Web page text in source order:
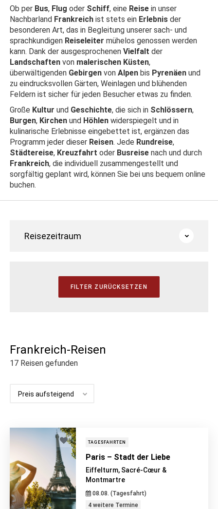
Ob per Bus, Flug oder Schiff, eine Reise in unser
Nachbarland Frankreich ist stets ein Erlebnis der
besonderen Art, das in Begleitung unserer sach- und
sprachkundigen Reiseleiter mühelos genossen werden
kann. Dank der ausgesprochenen Vielfalt der
Landschaften von malerischen Küsten,
überwältigenden Gebirgen von Alpen bis Pyrenäen und
zu eindrucksvollen Gärten, Weinlagen und blühenden
Feldern ist sicher für jeden Besucher etwas zu finden.
Große Kultur und Geschichte, die sich in Schlössern,
Burgen, Kirchen und Höhlen widerspiegelt und in
kulinarische Erlebnisse eingebettet ist, ergänzen das
Programm jeder dieser Reisen. Jede Rundreise,
Städtereise, Kreuzfahrt oder Busreise nach und durch
Frankreich, die individuell zusammengestellt und
sorgfältig geplant wird, können Sie bei uns bequem online
buchen.
Reisezeitraum
Frankreich-Reisen
17 Reisen gefunden
TAGESFAHRTEN
Paris – Stadt der Liebe
Eiffelturm, Sacré-Cœur &
Montmartre
08.08. (Tagesfahrt)
4 weitere Termine